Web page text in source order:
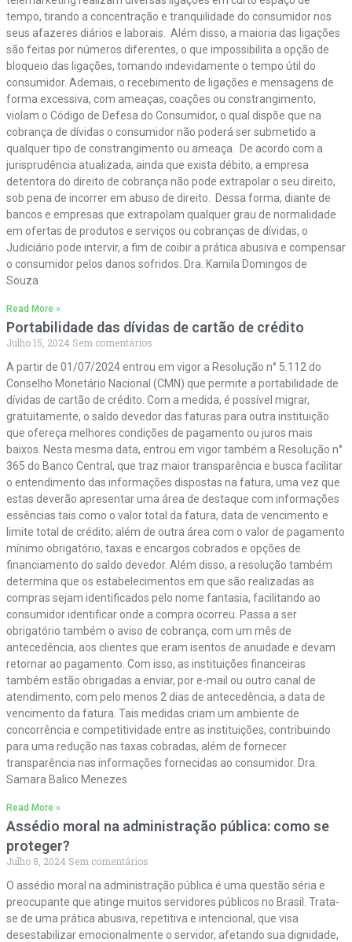
tempo, tirando a concentração e tranquilidade do consumidor nos
seus afazeres diários e laborais. Além disso, a maioria das ligações
são feitas por números diferentes, o que impossibilita a opção de
bloqueio das ligações, tomando indevidamente o tempo útil do
consumidor. Ademais, o recebimento de ligações e mensagens de
forma excessiva, com ameaças, coações ou constrangimento,
violam o Código de Defesa do Consumidor, o qual dispõe que na
cobrança de dívidas o consumidor não poderá ser submetido a
qualquer tipo de constrangimento ou ameaça. De acordo com a
jurisprudência atualizada, ainda que exista débito, a empresa
detentora do direito de cobrança não pode extrapolar o seu direito,
sob pena de incorrer em abuso de direito. Dessa forma, diante de
bancos e empresas que extrapolam qualquer grau de normalidade
em ofertas de produtos e serviços ou cobranças de dívidas, o
Judiciário pode intervir, a fim de coibir a prática abusiva e compensar
o consumidor pelos danos sofridos. Dra. Kamila Domingos de
Souza
Read More »
Portabilidade das dívidas de cartão de crédito
Julho 15, 2024 Sem comentários
A partir de 01/07/2024 entrou em vigor a Resolução n° 5.112 do
Conselho Monetário Nacional (CMN) que permite a portabilidade de
dívidas de cartão de crédito. Com a medida, é possível migrar,
gratuitamente, o saldo devedor das faturas para outra instituição
que ofereça melhores condições de pagamento ou juros mais
baixos. Nesta mesma data, entrou em vigor também a Resolução n°
365 do Banco Central, que traz maior transparência e busca facilitar
o entendimento das informações dispostas na fatura, uma vez que
estas deverão apresentar uma área de destaque com informações
essências tais como o valor total da fatura, data de vencimento e
limite total de crédito; além de outra área com o valor de pagamento
mínimo obrigatório, taxas e encargos cobrados e opções de
financiamento do saldo devedor. Além disso, a resolução também
determina que os estabelecimentos em que são realizadas as
compras sejam identificados pelo nome fantasia, facilitando ao
consumidor identificar onde a compra ocorreu. Passa a ser
obrigatório também o aviso de cobrança, com um mês de
antecedência, aos clientes que eram isentos de anuidade e devam
retornar ao pagamento. Com isso, as instituições financeiras
também estão obrigadas a enviar, por e-mail ou outro canal de
atendimento, com pelo menos 2 dias de antecedência, a data de
vencimento da fatura. Tais medidas criam um ambiente de
concorrência e competitividade entre as instituições, contribuindo
para uma redução nas taxas cobradas, além de fornecer
transparência nas informações fornecidas ao consumidor. Dra.
Samara Balico Menezes
Read More »
Assédio moral na administração pública: como se
proteger?
Julho 8, 2024 Sem comentários
O assédio moral na administração pública é uma questão séria e
preocupante que atinge muitos servidores públicos no Brasil. Trata-
se de uma prática abusiva, repetitiva e intencional, que visa
desestabilizar emocionalmente o servidor, afetando sua dignidade,